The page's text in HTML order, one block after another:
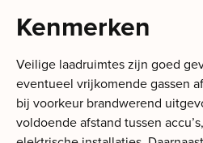
Kenmerken
Veilige laadruimtes zijn goed
eventueel vrijkomende gassen
bij voorkeur brandwerend
voldoende afstand tussen